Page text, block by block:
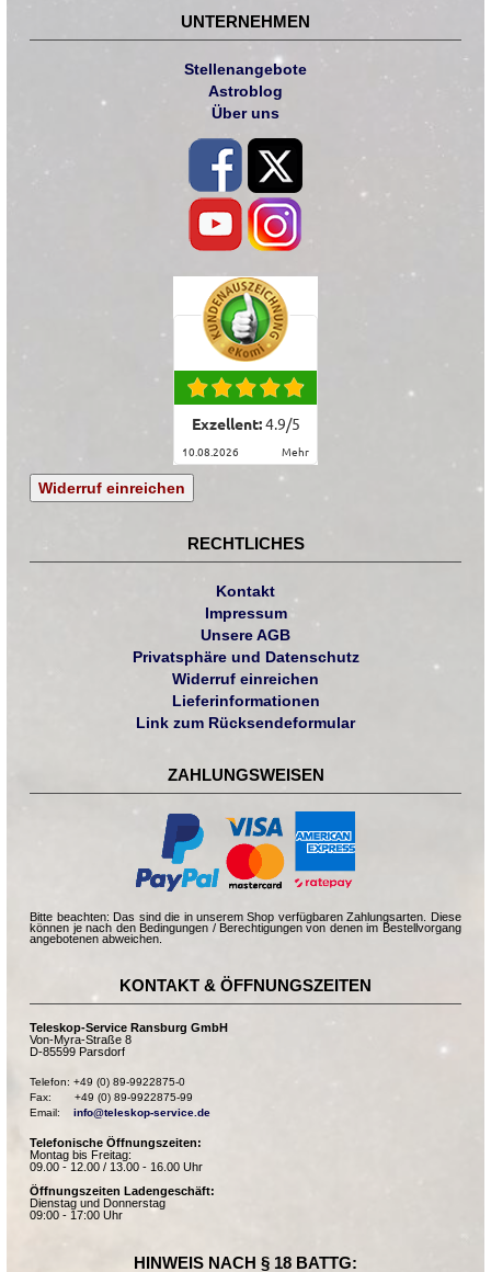
UNTERNEHMEN
Stellenangebote
Astroblog
Über uns
Exzellent:4.9/5
10.08.2026 mehr
Widerruf einreichen
RECHTLICHES
Kontakt
Impressum
Unsere AGB
Privatsphäre und Datenschutz
Widerruf einreichen
Lieferinformationen
Link zum Rücksendeformular
ZAHLUNGSWEISEN
Bitte beachten: Das sind die in unserem Shop verfügbaren Zahlungsarten. Diese
können je nach den Bedingungen / Berechtigungen von denen im Bestellvorgang
angebotenen abweichen.
KONTAKT & ÖFFNUNGSZEITEN
Teleskop-Service Ransburg GmbH
Von-Myra-Straße 8
D-85599 Parsdorf
Telefon: +49 (0) 89-9922875-0
Fax:       +49 (0) 89-9922875-99
Email: info@teleskop-service.de
Telefonische Öffnungszeiten:
Montag bis Freitag:
09.00 - 12.00 / 13.00 - 16.00 Uhr
Öffnungszeiten Ladengeschäft:
Dienstag und Donnerstag
09:00 - 17:00 Uhr
HINWEIS NACH § 18 BATTG: